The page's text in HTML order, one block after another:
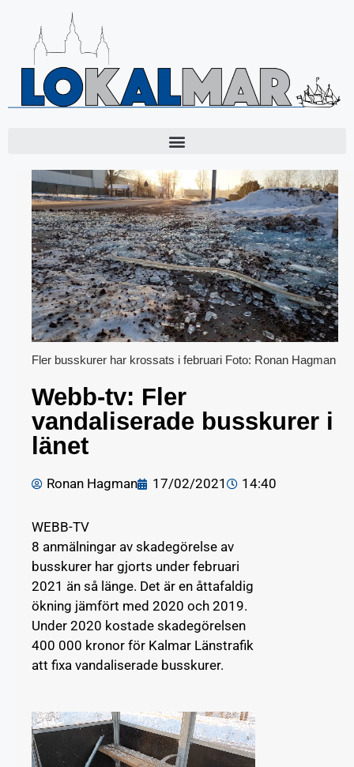
Fler busskurer har krossats i februari Foto: Ronan Hagman
Webb-tv: Fler
vandaliserade busskurer i
länet
Ronan Hagman 17/02/2021 14:40
WEBB-TV
8 anmälningar av skadegörelse av
busskurer har gjorts under februari
2021 än så länge. Det är en åttafaldig
ökning jämfört med 2020 och 2019.
Under 2020 kostade skadegörelsen
400 000 kronor för Kalmar Länstrafik
att fixa vandaliserade busskurer.